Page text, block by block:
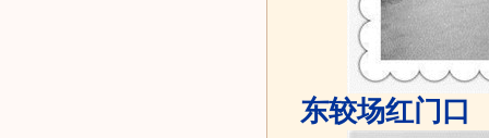
东较场红门口